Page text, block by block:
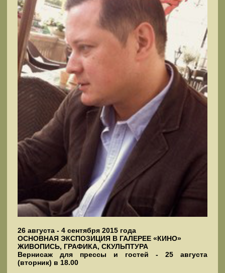
26 августа - 4 сентября 2015 года
ОСНОВНАЯ ЭКСПОЗИЦИЯ В ГАЛЕРЕЕ «КИНО»
ЖИВОПИСЬ, ГРАФИКА, СКУЛЬПТУРА
Вернисаж для прессы и гостей - 25 августа
(вторник) в 18.00